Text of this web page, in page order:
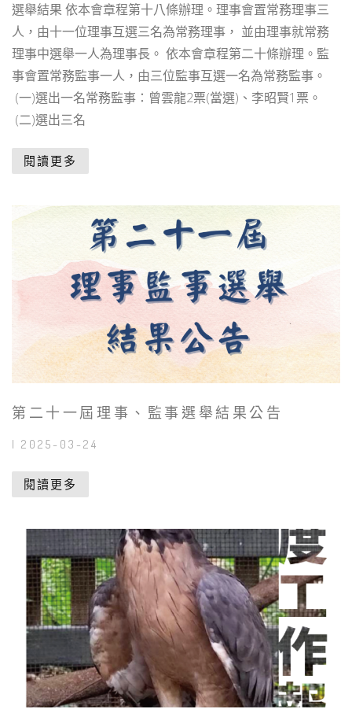
選舉結果 依本會章程第十八條辦理。理事會置常務理事三
人，由十一位理事互選三名為常務理事， 並由理事就常務
理事中選舉一人為理事長。 依本會章程第二十條辦理。監
事會置常務監事一人，由三位監事互選一名為常務監事。
(一)選出一名常務監事：曾雲龍2票(當選)、李昭賢1票。
(二)選出三名
閱讀更多
第二十一屆理事、監事選舉結果公告
| 2025-03-24
閱讀更多